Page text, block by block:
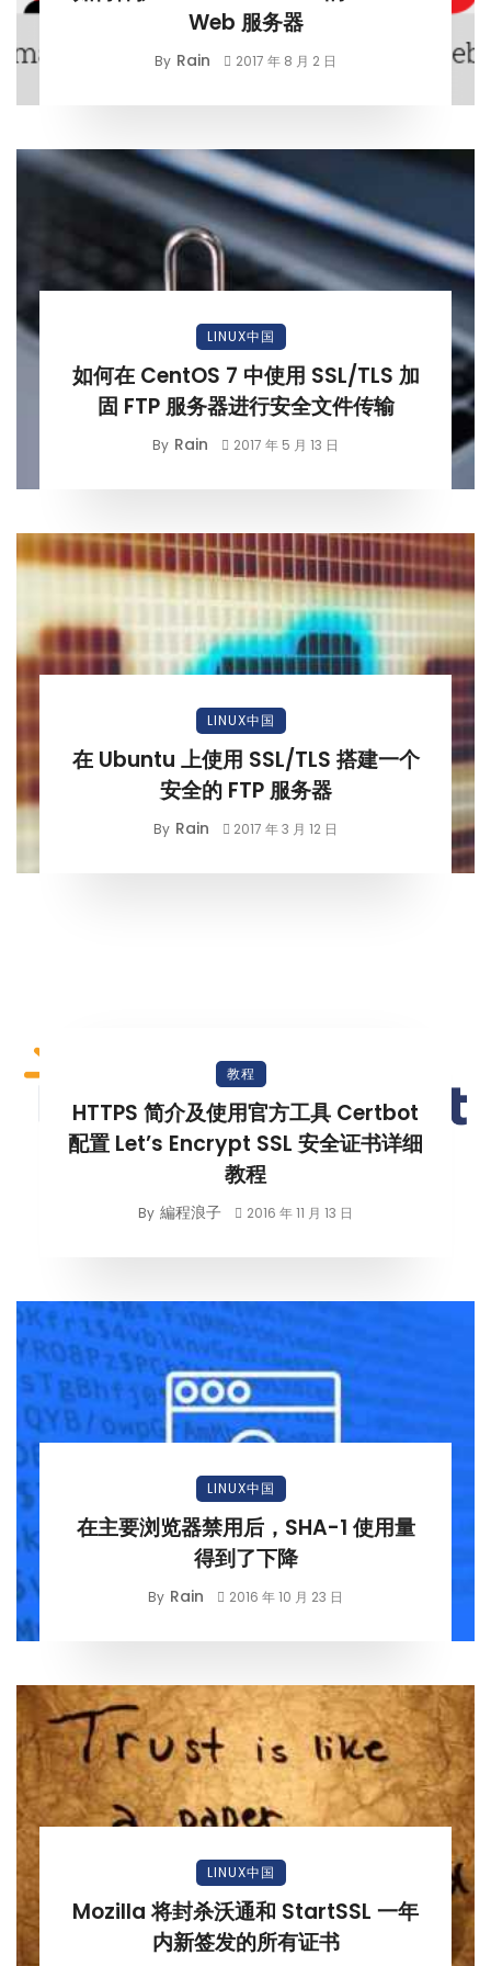
Web 服务器
By Rain 2017 年 8 月 2 日
LINUX中国
如何在 CentOS 7 中使用 SSL/TLS 加
固 FTP 服务器进行安全文件传输
By Rain 2017 年 5 月 13 日
LINUX中国
在 Ubuntu 上使用 SSL/TLS 搭建一个
安全的 FTP 服务器
By Rain 2017 年 3 月 12 日
教程
HTTPS 简介及使用官方工具 Certbot
配置 Let’s Encrypt SSL 安全证书详细
教程
By 編程浪子 2016 年 11 月 13 日
LINUX中国
在主要浏览器禁用后，SHA-1 使用量
得到了下降
By Rain 2016 年 10 月 23 日
LINUX中国
Mozilla 将封杀沃通和 StartSSL 一年
内新签发的所有证书